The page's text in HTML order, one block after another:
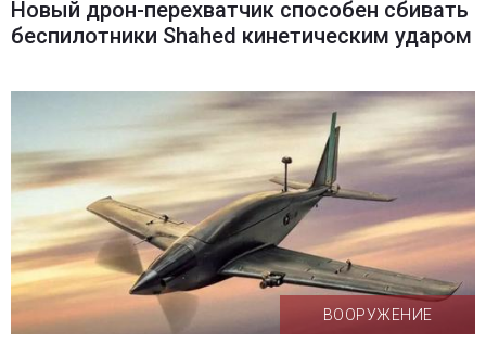
Новый дрон-перехватчик способен сбивать
беспилотники Shahed кинетическим ударом
ВООРУЖЕНИЕ